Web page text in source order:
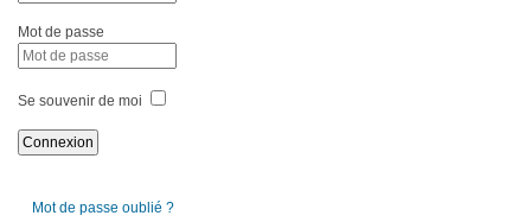
Mot de passe
Se souvenir de moi
Mot de passe oublié ?